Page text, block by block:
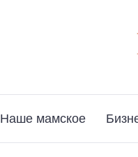
Наше мамское